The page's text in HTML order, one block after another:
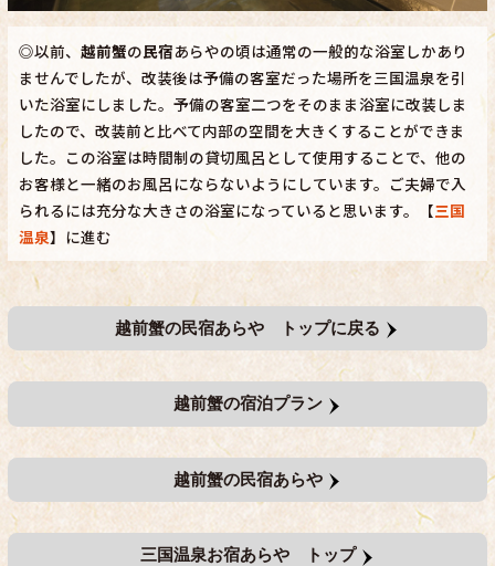
◎以前、 越前蟹の民宿あらやの頃は通常の一般的な浴室しかあり
ませんでしたが、改装後は予備の客室だった場所を三国温泉を引
いた浴室にしました。予備の客室二つをそのまま浴室に改装しま
したので、改装前と比べて内部の空間を大きくすることができま
した。この浴室は時間制の貸切風呂として使用することで、他の
お客様と一緒のお風呂にならないようにしています。ご夫婦で入
られるには充分な大きさの浴室になっていると思います。【三国
温泉】に進む
越前蟹の民宿あらや トップに戻る
越前蟹の宿泊プラン
越前蟹の民宿あらや
三国温泉お宿あらや トップ